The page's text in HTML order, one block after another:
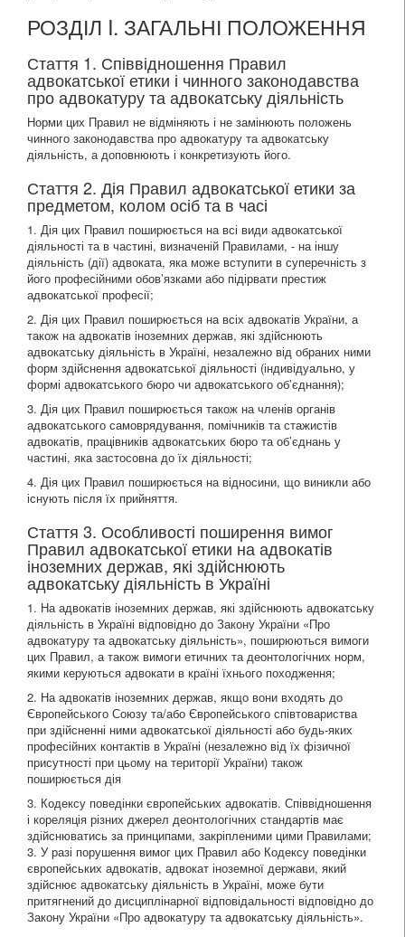
РОЗДІЛ I. ЗАГАЛЬНІ ПОЛОЖЕННЯ
Стаття 1. Співвідношення Правил
адвокатської етики і чинного законодавства
про адвокатуру та адвокатську діяльність
Норми цих Правил не відміняють і не замінюють положень
чинного законодавства про адвокатуру та адвокатську
діяльність, а доповнюють і конкретизують його.
Стаття 2. Дія Правил адвокатської етики за
предметом, колом осіб та в часі
1. Дія цих Правил поширюється на всі види адвокатської
діяльності та в частині, визначеній Правилами, - на іншу
діяльність (дії) адвоката, яка може вступити в суперечність з
його професійними обов’язками або підірвати престиж
адвокатської професії;
2. Дія цих Правил поширюється на всіх адвокатів України, а
також на адвокатів іноземних держав, які здійснюють
адвокатську діяльність в Україні, незалежно від обраних ними
форм здійснення адвокатської діяльності (індивідуально, у
формі адвокатського бюро чи адвокатського об’єднання);
3. Дія цих Правил поширюється також на членів органів
адвокатського самоврядування, помічників та стажистів
адвокатів, працівників адвокатських бюро та об’єднань у
частині, яка застосовна до їх діяльності;
4. Дія цих Правил поширюється на відносини, що виникли або
існують після їх прийняття.
Стаття 3. Особливості поширення вимог
Правил адвокатської етики на адвокатів
іноземних держав, які здійснюють
адвокатську діяльність в Україні
1. На адвокатів іноземних держав, які здійснюють адвокатську
діяльність в Україні відповідно до Закону України «Про
адвокатуру та адвокатську діяльність», поширюються вимоги
цих Правил, а також вимоги етичних та деонтологічних норм,
якими керуються адвокати в країні їхнього походження;
2. На адвокатів іноземних держав, якщо вони входять до
Європейського Союзу та/або Європейського співтовариства
при здійсненні ними адвокатської діяльності або будь-яких
професійних контактів в Україні (незалежно від їх фізичної
присутності при цьому на території України) також
поширюється дія
3. Кодексу поведінки європейських адвокатів. Співвідношення
і кореляція різних джерел деонтологічних стандартів має
здійснюватись за принципами, закріпленими цими Правилами;
3. У разі порушення вимог цих Правил або Кодексу поведінки
європейських адвокатів, адвокат іноземної держави, який
здійснює адвокатську діяльність в Україні, може бути
притягнений до дисциплінарної відповідальності відповідно до
Закону України «Про адвокатуру та адвокатську діяльність».